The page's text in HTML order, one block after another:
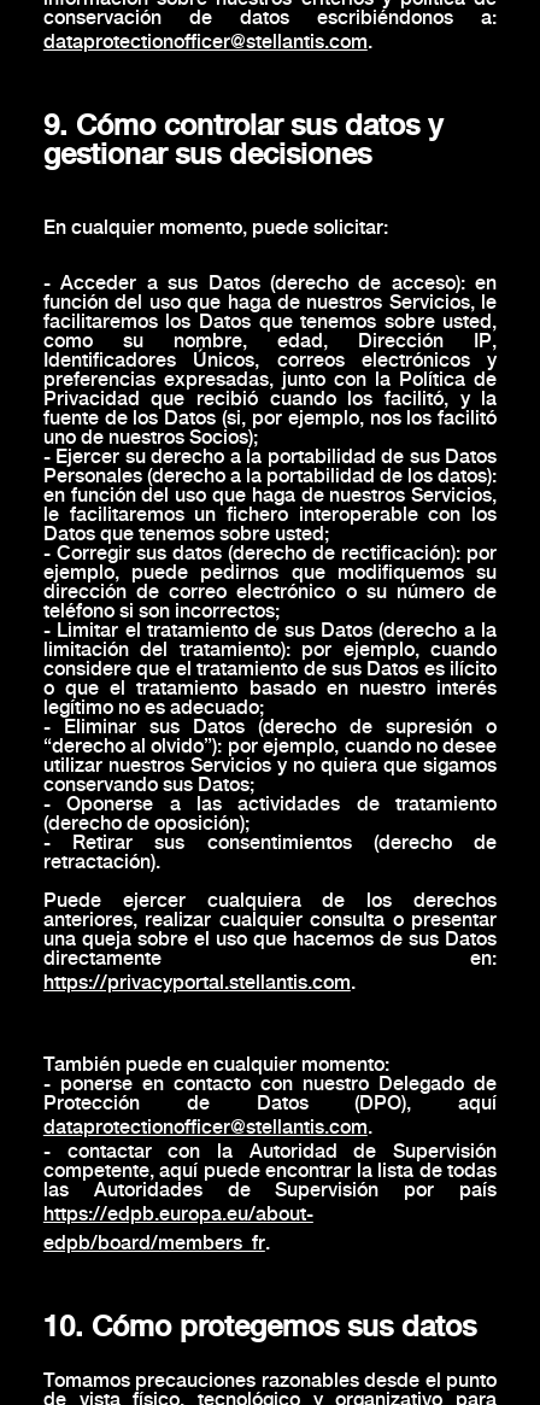
conservación de datos escribiéndonos a:
dataprotectionofficer@stellantis.com.
9. Cómo controlar sus datos y
gestionar sus decisiones
En cualquier momento, puede solicitar:
- Acceder a sus Datos (derecho de acceso): en
función del uso que haga de nuestros Servicios, le
facilitaremos los Datos que tenemos sobre usted,
como su nombre, edad, Dirección IP,
Identificadores Únicos, correos electrónicos y
preferencias expresadas, junto con la Política de
Privacidad que recibió cuando los facilitó, y la
fuente de los Datos (si, por ejemplo, nos los facilitó
uno de nuestros Socios);
- Ejercer su derecho a la portabilidad de sus Datos
Personales (derecho a la portabilidad de los datos):
en función del uso que haga de nuestros Servicios,
le facilitaremos un fichero interoperable con los
Datos que tenemos sobre usted;
- Corregir sus datos (derecho de rectificación): por
ejemplo, puede pedirnos que modifiquemos su
dirección de correo electrónico o su número de
teléfono si son incorrectos;
- Limitar el tratamiento de sus Datos (derecho a la
limitación del tratamiento): por ejemplo, cuando
considere que el tratamiento de sus Datos es ilícito
o que el tratamiento basado en nuestro interés
legítimo no es adecuado;
- Eliminar sus Datos (derecho de supresión o
“derecho al olvido”): por ejemplo, cuando no desee
utilizar nuestros Servicios y no quiera que sigamos
conservando sus Datos;
- Oponerse a las actividades de tratamiento
(derecho de oposición);
- Retirar sus consentimientos (derecho de
retractación).
Puede ejercer cualquiera de los derechos
anteriores, realizar cualquier consulta o presentar
una queja sobre el uso que hacemos de sus Datos
directamente en:
https://privacyportal.stellantis.com.
También puede en cualquier momento:
- ponerse en contacto con nuestro Delegado de
Protección de Datos (DPO), aquí
dataprotectionofficer@stellantis.com.
- contactar con la Autoridad de Supervisión
competente, aquí puede encontrar la lista de todas
las Autoridades de Supervisión por país
https://edpb.europa.eu/about-
edpb/board/members_fr.
10. Cómo protegemos sus datos
Tomamos precauciones razonables desde el punto